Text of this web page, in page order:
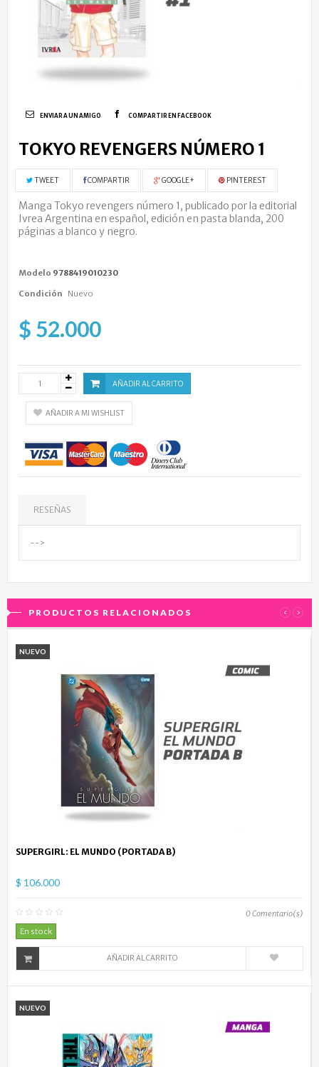
ENVIAR A UN AMIGO COMPARTIR EN FACEBOOK
TOKYO REVENGERS NÚMERO 1
TWEET COMPARTIR GOOGLE+ PINTEREST
Manga Tokyo revengers número 1, publicado por la editorial
Ivrea Argentina en español, edición en pasta blanda, 200
páginas a blanco y negro.
Modelo 9788419010230
Condición Nuevo
$ 52.000
AÑADIR AL CARRITO
AÑADIR A MI WISHLIST
RESEÑAS
-->
PRODUCTOS RELACIONADOS ‹ ›
NUEVO
SUPERGIRL: EL MUNDO (PORTADA B)
$ 106.000
0Comentario(s)
En stock
AÑADIR AL CARRITO
NUEVO